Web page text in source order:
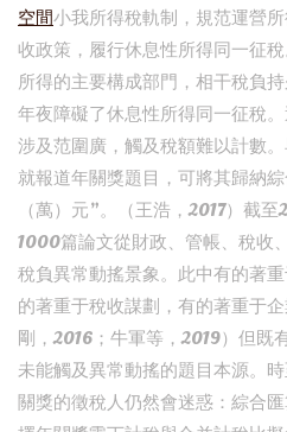
空間小我所得稅軌制，規范運營
收政策，履行休息性所得同一征
所得的主要構成部門，相干稅負
年夜障礙了休息性所得同一征稅。
涉及范圍廣，觸及稅額難以計數
就報道年關獎題目，可將其歸納
（萬）元”。（王浩，2017）截
1000篇論文從財政、管帳、稅收
稅負異常動搖景象。此中有的著
的著重于稅收謀劃，有的著重于
剛，2016；牛軍等，2019）但既
未能觸及異常動搖的題目本源。
關獎的徵稅人仍然會迷惑：綜合